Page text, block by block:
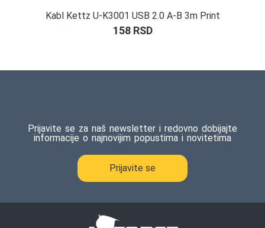
Kabl Kettz U-K3001 USB 2.0 A-B 3m Print
158 RSD
Prijavite se za naš newsletter i redovno dobijajte
informacije o najnovijim popustima i novitetima
Prijavite se